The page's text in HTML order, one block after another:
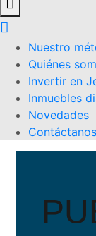
Nuestro
Quiénes
Invertir en
Inmuebles
Novedades
Contáctanos